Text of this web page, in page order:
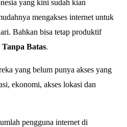
yang kini sudah kian
mengakses internet untuk
Bahkan bisa tetap produktif
Batas.
yang belum punya akses yang
ekonomi, akses lokasi dan
pengguna internet di